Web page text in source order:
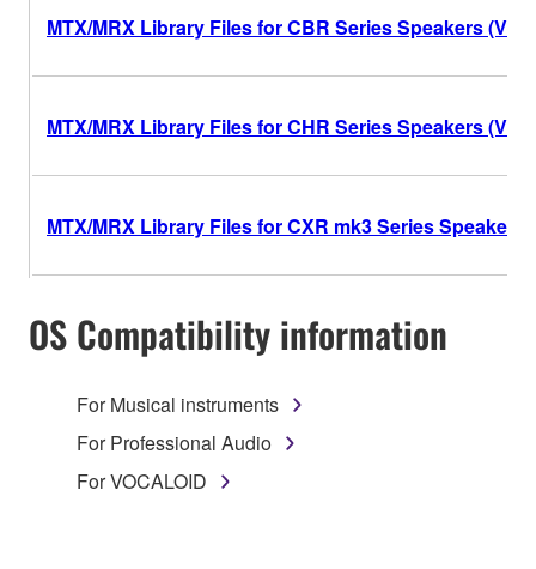
MTX/MRX Library Files for CBR Series Speakers
MTX/MRX Library Files for CHR Series Speakers
MTX/MRX Library Files for CXR mk3 Series Speakers
OS Compatibility information
For Musical instruments
For Professional Audio
For VOCALOID